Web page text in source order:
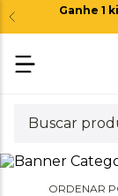
Ganhe 1
ORDENAR